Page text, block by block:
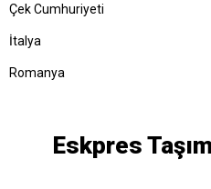
Çek Cumhuriyeti
İtalya
Romanya
Eskpres